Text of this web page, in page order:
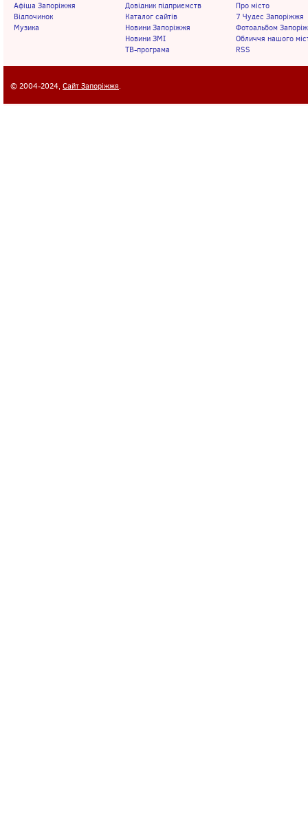
Афіша Запоріжжя
Відпочинок
Музика
Довідник підприємств
Каталог сайтів
Новини Запоріжжя
Новини ЗМІ
ТВ-програма
Про місто
7 Чудес Запоріжжя
Фотоальбом
Обличчя нашого
RSS
© 2004-2024, Сайт Запоріжжя.